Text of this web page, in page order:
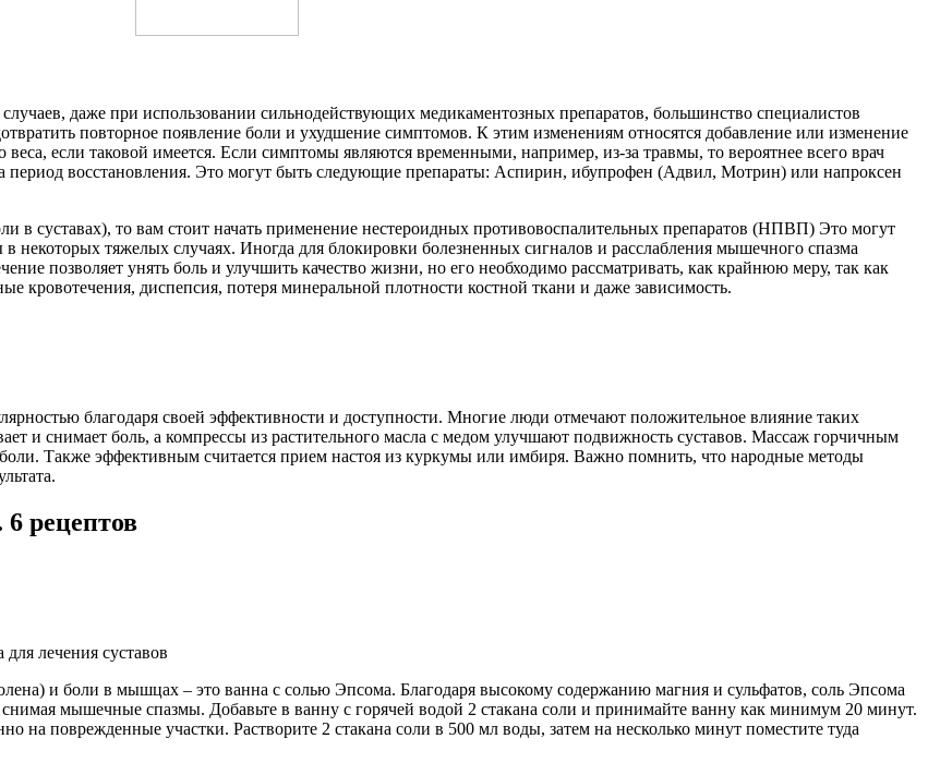
даже при использовании сильнодействующих медикаментозных препаратов, большинство специалистов
повторное появление боли и ухудшение симптомов. К этим изменениям относятся добавление или изменение
если таковой имеется. Если симптомы являются временными, например, из-за травмы, то вероятнее всего врач
период восстановления. Это могут быть следующие препараты: Аспирин, ибупрофен (Адвил, Мотрин) или напроксен
в суставах), то вам стоит начать применение нестероидных противовоспалительных препаратов (НПВП) Это могут
тяжелых случаях. Иногда для блокировки болезненных сигналов и расслабления мышечного спазма
позволяет унять боль и улучшить качество жизни, но его необходимо рассматривать, как крайнюю меру, так как
кровотечения, диспепсия, потеря минеральной плотности костной ткани и даже зависимость.
благодаря своей эффективности и доступности. Многие люди отмечают положительное влияние таких
и снимает боль, а компрессы из растительного масла с медом улучшают подвижность суставов. Массаж горчичным
боли. Также эффективным считается прием настоя из куркумы или имбиря. Важно помнить, что народные методы
рецептов
и боли в мышцах – это ванна с солью Эпсома. Благодаря высокому содержанию магния и сульфатов, соль Эпсома
мышечные спазмы. Добавьте в ванну с горячей водой 2 стакана соли и принимайте ванну как минимум 20 минут.
поврежденные участки. Растворите 2 стакана соли в 500 мл воды, затем на несколько минут поместите туда